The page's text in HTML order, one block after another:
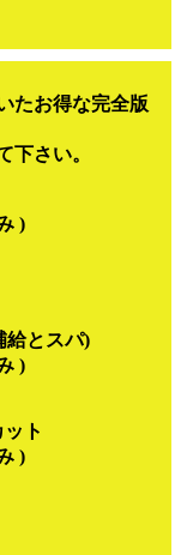
たお得な完全版
下さい。
)
給とスパ)
)
ト
)